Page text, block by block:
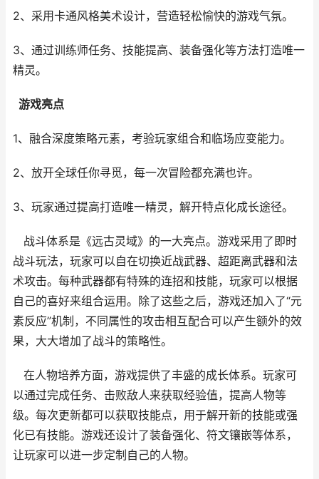
2、采用卡通风格美术设计，营造轻松愉快的游戏气氛。
3、通过训练师任务、技能提高、装备强化等方法打造唯一
精灵。
游戏亮点
1、融合深度策略元素，考验玩家组合和临场应变能力。
2、放开全球任你寻觅，每一次冒险都充满也许。
3、玩家通过提高打造唯一精灵，解开特点化成长途径。
战斗体系是《远古灵域》的一大亮点。游戏采用了即时
战斗玩法，玩家可以自在切换近战武器、超距离武器和法
术攻击。每种武器都有特殊的连招和技能，玩家可以根据
自己的喜好来组合运用。除了这些之后，游戏还加入了“元
素反应”机制，不同属性的攻击相互配合可以产生额外的效
果，大大增加了战斗的策略性。
在人物培养方面，游戏提供了丰盛的成长体系。玩家可
以通过完成任务、击败敌人来获取经验值，提高人物等
级。每次更新都可以获取技能点，用于解开新的技能或强
化已有技能。游戏还设计了装备强化、符文镶嵌等体系，
让玩家可以进一步定制自己的人物。